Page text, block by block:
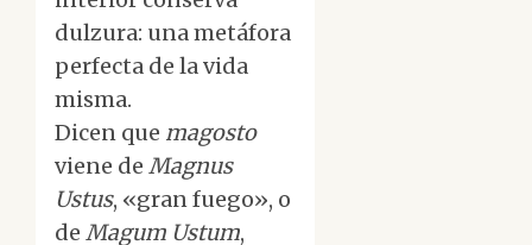
dulzura: una metáfora
perfecta de la vida
misma.
Dicen que magosto
viene de Magnus
Ustus, «gran fuego», o
de Magum Ustum,